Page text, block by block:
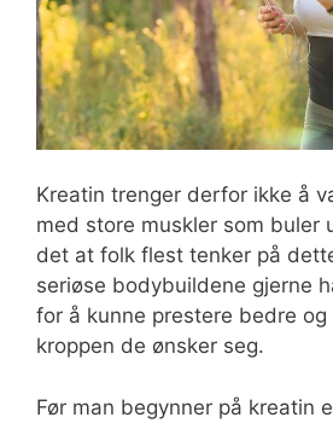
Kreatin trenger derfor ikke å
med store muskler som buler
det at folk flest tenker på
seriøse bodybuildene gjerne
for å kunne prestere bedre og
kroppen de ønsker seg.
Før man begynner på kreatin